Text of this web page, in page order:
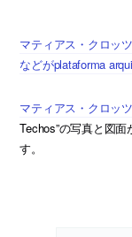
マティアス・クロッ
などがplataforma
マティアス・クロッツ
Techos”の写真と図
す。